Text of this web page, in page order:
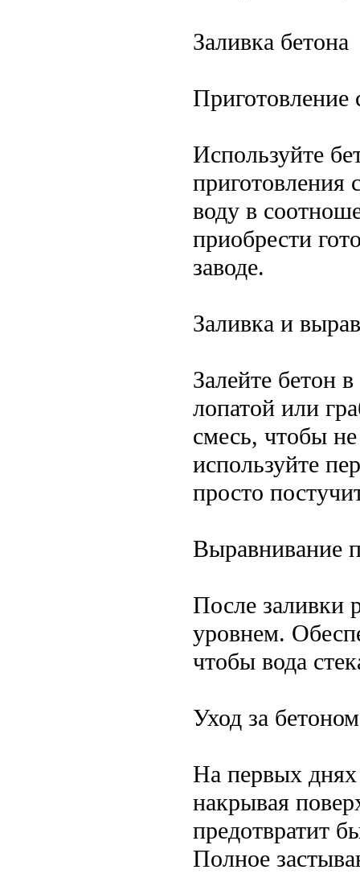
Заливка бетона
Приготовление
Используйте
приготовления
воду в
приобрести
заводе.
Заливка и
Залейте бетон
лопатой или
смесь, чтобы
используйте
просто
Выравнивание
После заливки
уровнем.
чтобы вода
Уход за бетоном
На первых днях
накрывая
предотвратит
Полное